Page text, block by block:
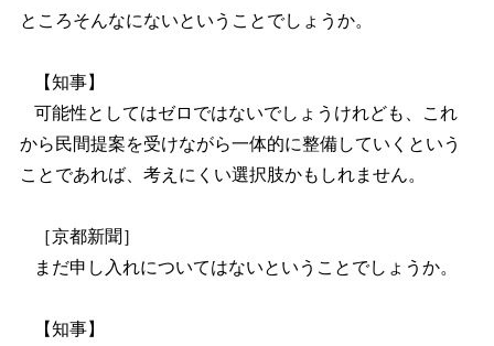
ところそんなにないということでしょうか。
【知事】
可能性としてはゼロではないでしょうけれども、これ
から民間提案を受けながら一体的に整備していくという
ことであれば、考えにくい選択肢かもしれません。
［京都新聞］
まだ申し入れについてはないということでしょうか。
【知事】